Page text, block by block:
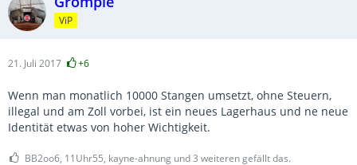
ViP
21. Juli 2017 +6
Wenn man monatlich 10000 Stangen umsetzt, ohne Steuern,
illegal und am Zoll vorbei, ist ein neues Lagerhaus und ne neue
Identität etwas von hoher Wichtigkeit.
BB2oo6, 11Uhr55, kayne-ahnung und 3 weiteren gefällt das.